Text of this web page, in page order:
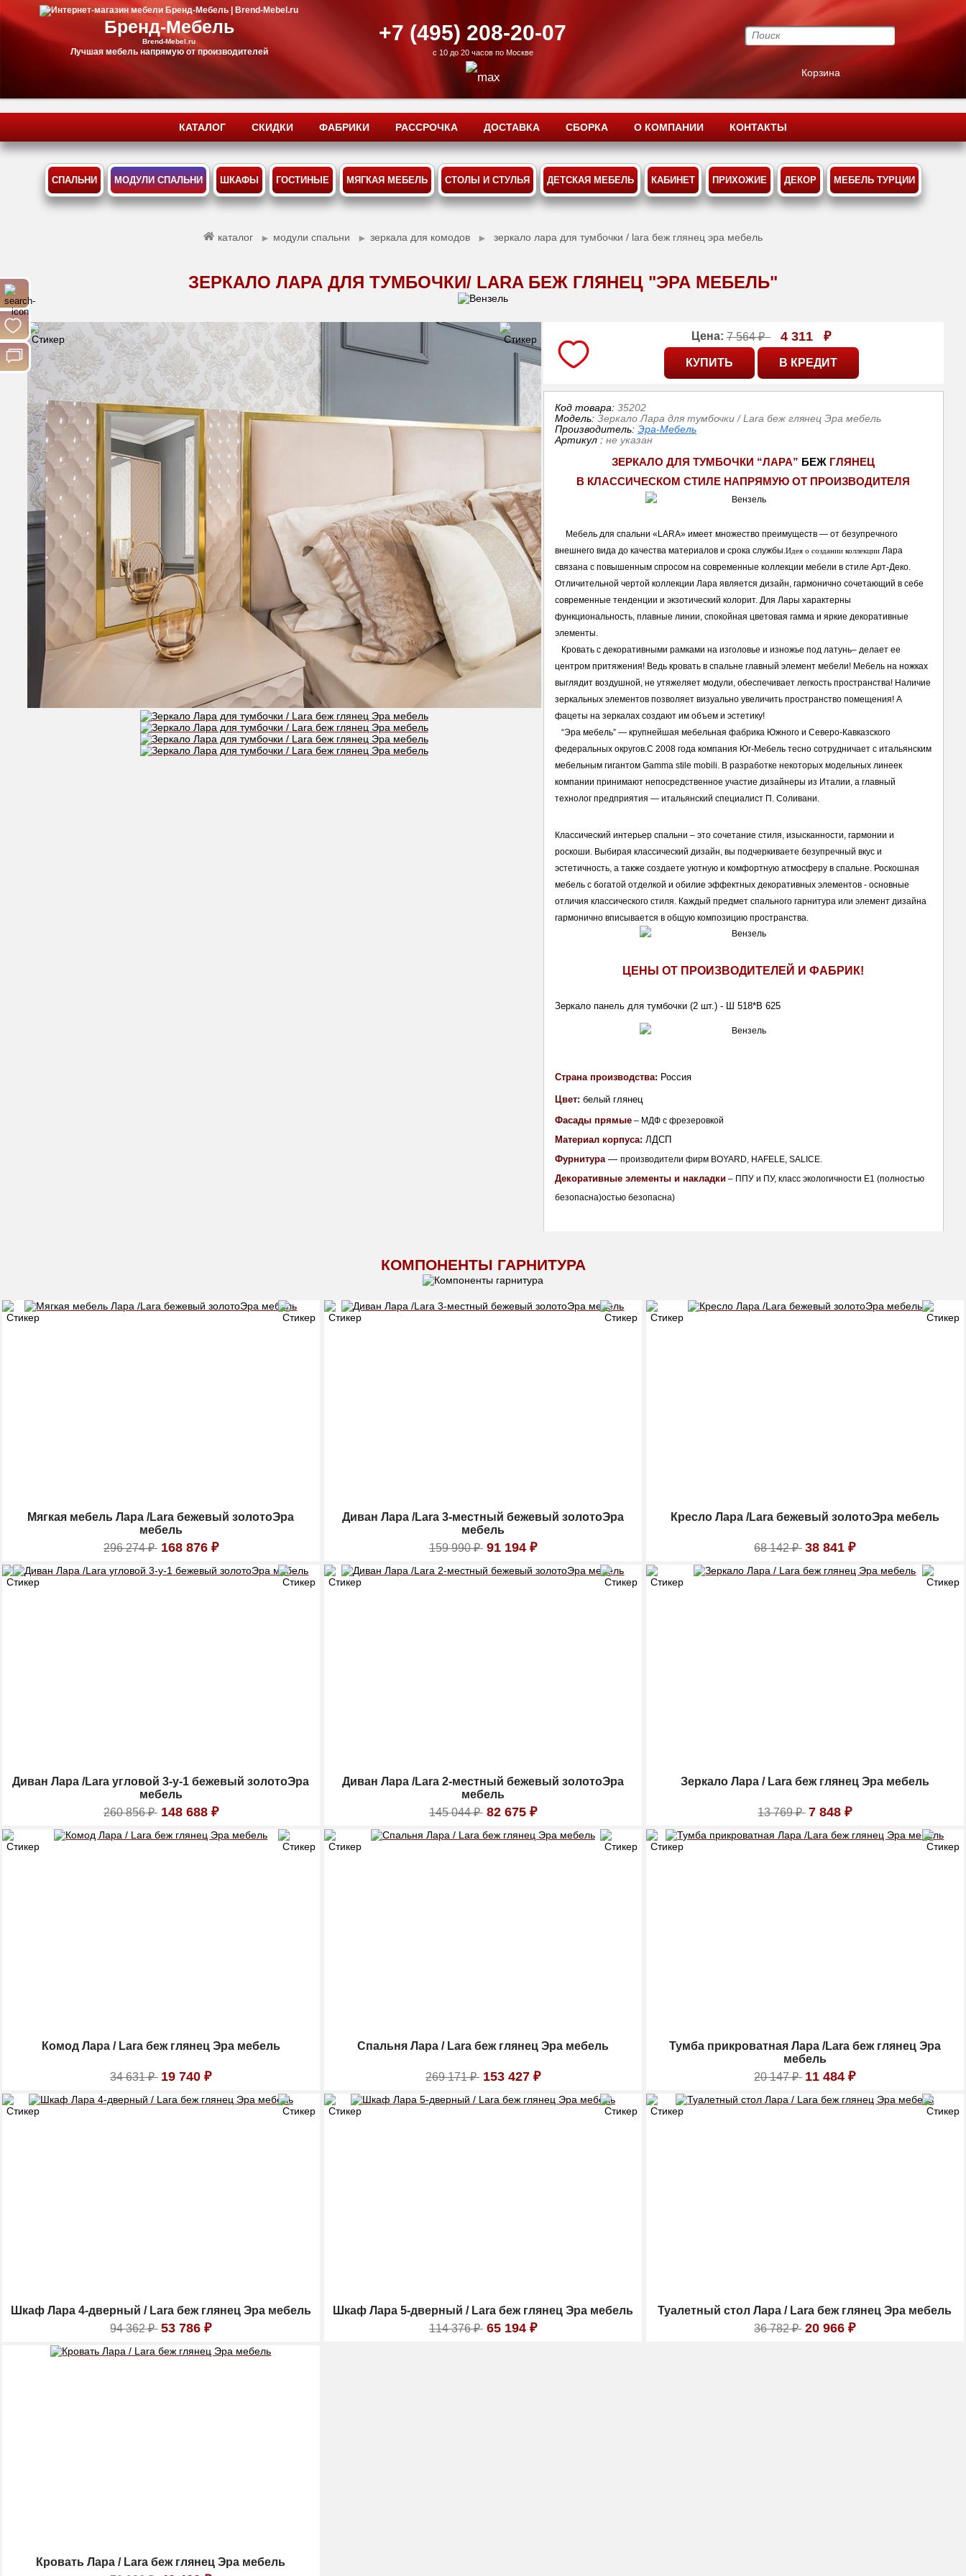
Бренд-Мебель
Brend-Mebel.ru
Лучшая мебель напрямую от производителей
Корзина
+7 (495) 208-20-07
с 10 до 20 часов по Москве
КАТАЛОГ СКИДКИ ФАБРИКИ РАССРОЧКА ДОСТАВКА СБОРКА О КОМПАНИИ КОНТАКТЫ
СПАЛЬНИ МОДУЛИ СПАЛЬНИ ШКАФЫ ГОСТИНЫЕ МЯГКАЯ МЕБЕЛЬ СТОЛЫ И СТУЛЬЯ ДЕТСКАЯ МЕБЕЛЬ КАБИНЕТ ПРИХОЖИЕ ДЕКОР МЕБЕЛЬ ТУРЦИИ
каталог ► модули спальни ► зеркала для комодов ► зеркало лара для тумбочки / lara беж глянец эра мебель
ЗЕРКАЛО ЛАРА ДЛЯ ТУМБОЧКИ/ LARA БЕЖ ГЛЯНЕЦ "ЭРА МЕБЕЛЬ"
Цена: 7 564 ₽ 4 311 ₽
Код товара:35202
Модель:Зеркало Лара для тумбочки / Lara беж глянец Эра мебель
Производитель:Эра-Мебель
Артикул :не указан
ЗЕРКАЛО ДЛЯ ТУМБОЧКИ “ЛАРА” БЕЖ ГЛЯНЕЦ
В КЛАССИЧЕСКОМ СТИЛЕ НАПРЯМУЮ ОТ ПРОИЗВОДИТЕЛЯ
Мебель для спальни «LARA» имеет множество преимуществ — от безупречного
внешнего вида до качества материалов и срока службы.Идея о создании коллекции Лара
связана с повышенным спросом на современные коллекции мебели в стиле Арт-Деко.
Отличительной чертой коллекции Лара является дизайн, гармонично сочетающий в себе
современные тенденции и экзотический колорит. Для Лары характерны
функциональность, плавные линии, спокойная цветовая гамма и яркие декоративные
элементы.
Кровать с декоративными рамками на изголовье и изножье под латунь– делает ее
центром притяжения! Ведь кровать в спальне главный элемент мебели! Мебель на ножках
выглядит воздушной, не утяжеляет модули, обеспечивает легкость пространства! Наличие
зеркальных элементов позволяет визуально увеличить пространство помещения! А
фацеты на зеркалах создают им объем и эстетику!
“Эра мебель” — крупнейшая мебельная фабрика Южного и Северо-Кавказского
федеральных округов.С 2008 года компания Юг-Мебель тесно сотрудничает с итальянским
мебельным гигантом Gamma stile mobili. В разработке некоторых модельных линеек
компании принимают непосредственное участие дизайнеры из Италии, а главный
технолог предприятия — итальянский специалист П. Соливани.
Классический интерьер спальни – это сочетание стиля, изысканности, гармонии и
роскоши. Выбирая классический дизайн, вы подчеркиваете безупречный вкус и
эстетичность, а также создаете уютную и комфортную атмосферу в спальне. Роскошная
мебель с богатой отделкой и обилие эффектных декоративных элементов - основные
отличия классического стиля. Каждый предмет спального гарнитура или элемент дизайна
гармонично вписывается в общую композицию пространства.
ЦЕНЫ ОТ ПРОИЗВОДИТЕЛЕЙ И ФАБРИК!
Зеркало панель для тумбочки (2 шт.) - Ш 518*В 625
Страна производства: Россия
Цвет: белый глянец
Фасады прямые – МДФ с фрезеровкой
Материал корпуса: ЛДСП
Фурнитура — производители фирм BOYARD, HAFELE, SALICE.
Декоративные элементы и накладки – ППУ и ПУ, класс экологичности E1 (полностью
безопасна)остью безопасна)
КОМПОНЕНТЫ ГАРНИТУРА
Мягкая мебель Лара /Lara бежевый золотоЭра
мебель
296 274₽ 168 876 ₽
Диван Лара /Lara 3-местный бежевый золотоЭра
мебель
159 990₽ 91 194 ₽
Кресло Лара /Lara бежевый золотоЭра мебель
68 142₽ 38 841 ₽
Диван Лара /Lara угловой 3-у-1 бежевый золотоЭра
мебель
260 856₽ 148 688 ₽
Диван Лара /Lara 2-местный бежевый золотоЭра
мебель
145 044₽ 82 675 ₽
Зеркало Лара / Lara беж глянец Эра мебель
13 769₽ 7 848 ₽
Комод Лара / Lara беж глянец Эра мебель
34 631₽ 19 740 ₽
Спальня Лара / Lara беж глянец Эра мебель
269 171₽ 153 427 ₽
Тумба прикроватная Лара /Lara беж глянец Эра
мебель
20 147₽ 11 484 ₽
Шкаф Лара 4-дверный / Lara беж глянец Эра мебель
94 362₽ 53 786 ₽
Шкаф Лара 5-дверный / Lara беж глянец Эра мебель
114 376₽ 65 194 ₽
Туалетный стол Лара / Lara беж глянец Эра мебель
36 782₽ 20 966 ₽
Кровать Лара / Lara беж глянец Эра мебель